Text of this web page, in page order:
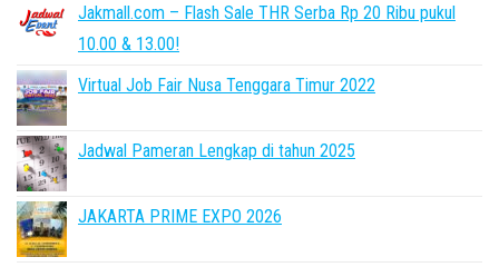
Jakmall.com – Flash Sale THR Serba Rp 20 Ribu pukul
10.00 & 13.00!
Virtual Job Fair Nusa Tenggara Timur 2022
Jadwal Pameran Lengkap di tahun 2025
JAKARTA PRIME EXPO 2026